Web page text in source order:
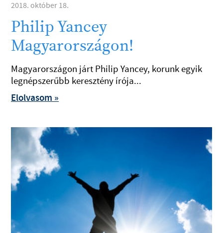
2018. október 18.
Philip Yancey
Magyarországon!
Magyarországon járt Philip Yancey, korunk egyik
legnépszerűbb keresztény írója...
Elolvasom »